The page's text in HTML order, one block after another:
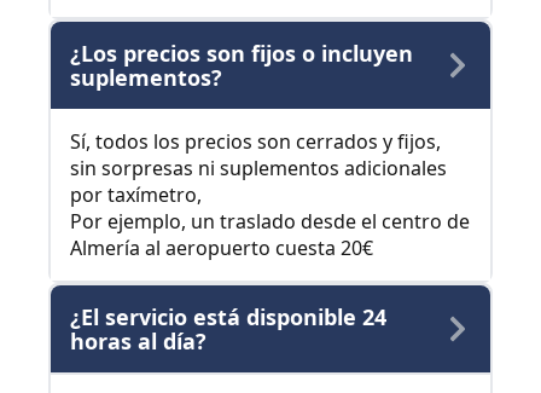
¿Los precios son fijos o incluyen
suplementos?
Sí, todos los precios son cerrados y fijos,
sin sorpresas ni suplementos adicionales
por taxímetro,
Por ejemplo, un traslado desde el centro de
Almería al aeropuerto cuesta 20€
¿El servicio está disponible 24
horas al día?